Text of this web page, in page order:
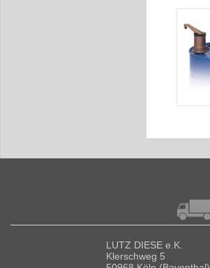
LUTZ DIESE e.K.
Klerschweg 5